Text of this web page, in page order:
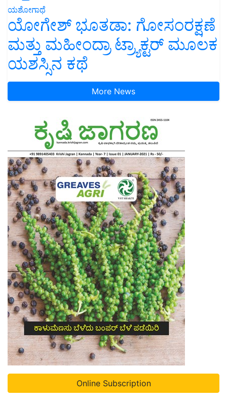
ಯಶೋಗಾಥೆ
ಯೋಗೇಶ್ ಭೂತಡಾ: ಗೋಸಂರಕ್ಷಣೆ
ಮತ್ತು ಮಹೀಂದ್ರಾ ಟ್ರ್ಯಾಕ್ಟರ್ ಮೂಲಕ
ಯಶಸ್ಸಿನ ಕಥೆ
More News
Online Subscription